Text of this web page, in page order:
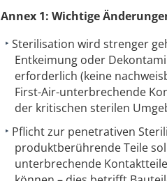
Annex 1: Wichtige
Sterilisation wird strenger
Entkeimung oder
erforderlich (keine
First-Air-unterbrechende
der kritischen sterilen
Pflicht zur penetrativen
produktberührende Teile
unterbrechende